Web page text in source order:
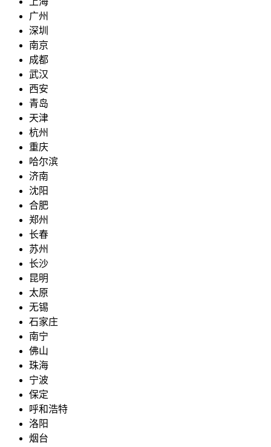
广州
深圳
南京
成都
武汉
西安
青岛
天津
杭州
重庆
哈尔滨
济南
沈阳
合肥
郑州
长春
苏州
长沙
昆明
太原
无锡
石家庄
南宁
佛山
珠海
宁波
保定
呼和浩特
洛阳
烟台